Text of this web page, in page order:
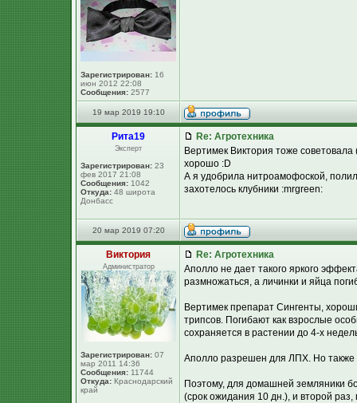
Зарегистрирован: 16
июн 2012 22:08
Сообщения: 2577
19 мар 2019 19:10
Рита19
Эксперт
Зарегистрирован: 23
фев 2017 21:08
Сообщения: 1042
Откуда: 48 широта
Донбасс
Re: Агротехника
Вертимек Виктория тоже
хорошо :D
А я удобрила нитроамофоской,
захотелось клубники :mrgreen:
20 мар 2019 07:20
Виктория
Администратор
Зарегистрирован: 07
мар 2011 14:36
Сообщения: 11744
Откуда: Краснодарский
край
Re: Агротехника
Аполло не дает такого яркого
размножаться, а личинки и яйца
Вертимек препарат Сингенты,
трипсов. Погибают как взрослые
сохраняется в растении до 4-х
Аполло разрешен для ЛПХ. Но
Поэтому, для домашней земляники
(срок ожидания 10 дн.), и второй